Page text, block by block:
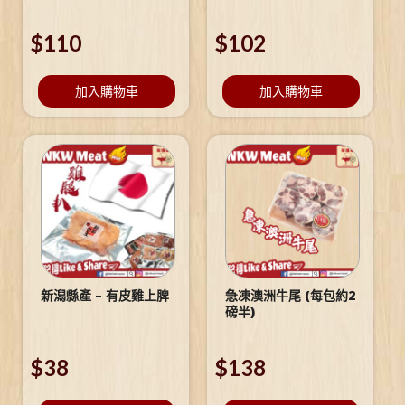
$110
加入購物車
$102
加入購物車
新潟縣產 – 有皮雞上脾
$38
急凍澳洲牛尾 (每包約2
磅半)
$138